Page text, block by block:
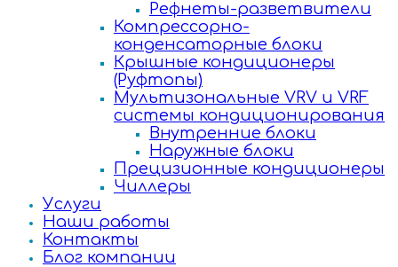
Рефнеты-разветвители
Компрессорно-
конденсаторные блоки
Крышные кондиционеры
(Руфтопы)
Мультизональные VRV и VRF
системы кондиционирования
Внутренние блоки
Наружные блоки
Прецизионные кондиционеры
Чиллеры
Услуги
Наши работы
Контакты
Блог компании